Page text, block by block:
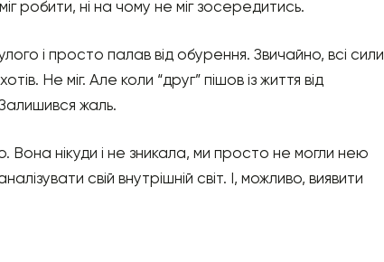
робити, ні на чому не міг зосередитись.
і просто палав від обурення. Звичайно, всі сили
Не міг. Але коли “друг” пішов із життя від
жаль.
нікуди і не зникала, ми просто не могли нею
свій внутрішній світ. І, можливо, виявити